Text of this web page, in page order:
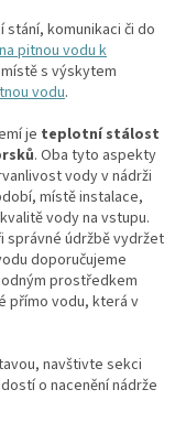
komunikaci či do
pitnou vodu k
s výskytem
vodu.
je teplotní stálost
. Oba tyto aspekty
vody v nádrži
místě instalace,
vody na vstupu.
správné údržbě vydržet
doporučujeme
prostředkem
přímo vodu, která v
navštivte sekci
o nacenění nádrže